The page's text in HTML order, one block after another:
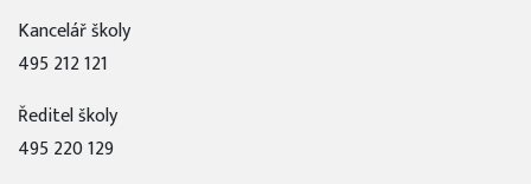
Kancelář školy
495 212 121
Ředitel školy
495 220 129